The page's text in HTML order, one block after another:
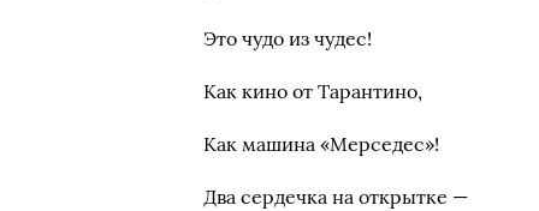
Это чудо из чудес!
Как кино от Тарантино,
Как машина «Мерседес»!
Два сердечка на открытке —